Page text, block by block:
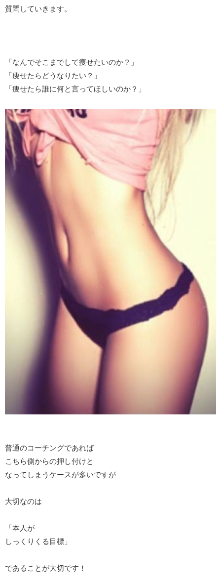
質問していきます。
「なんでそこまでして痩せたいのか？」
「痩せたらどうなりたい？」
「痩せたら誰に何と言ってほしいのか？」
普通のコーチングであれば
こちら側からの押し付けと
なってしまうケースが多いですが
大切なのは
「本人が
しっくりくる目標」
であることが大切です！